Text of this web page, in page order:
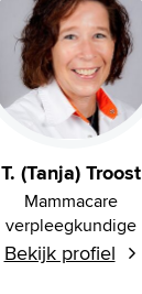
T. (Tanja) Troost
Mammacare
verpleegkundige
Bekijk profiel